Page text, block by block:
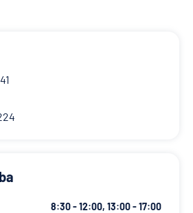
8:30 - 12:00, 13:00 - 17:00